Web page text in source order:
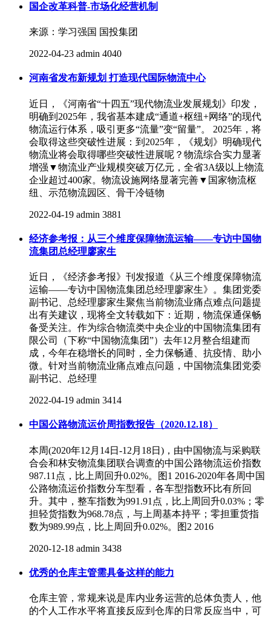
国企改革科普-市场化经营机制
来源：学习强国 国投集团
2022-04-23 admin 4040
河南省发布新规划 打造现代国际物流中心
近日，《河南省“十四五”现代物流业发展规划》印发，
明确到2025年，我省基本建成“通道+枢纽+网络”的现代
物流运行体系，吸引更多“流量”变“留量”。 2025年，将
会取得这些突破性进展：到2025年，《规划》明确现代
物流业将会取得哪些突破性进展呢？物流综合实力显著
增强▼物流业产业规模突破万亿元，全省3A级以上物流
企业超过400家。物流设施网络显著完善▼国家物流枢
纽、示范物流园区、骨干冷链物
2022-04-19 admin 3881
经济参考报：从三个维度保障物流运输——专访中国物
流集团总经理廖家生
近日，《经济参考报》刊发报道《从三个维度保障物流
运输——专访中国物流集团总经理廖家生》。集团党委
副书记、总经理廖家生聚焦当前物流业痛点难点问题提
出有关建议，现将全文转载如下：近期，物流保通保畅
备受关注。作为综合物流类中央企业的中国物流集团有
限公司（下称“中国物流集团”）去年12月整合组建而
成，今年在稳增长的同时，全力保畅通、抗疫情、助小
微。针对当前物流业痛点难点问题，中国物流集团党委
副书记、总经理
2022-04-19 admin 3414
中国公路物流运价周指数报告（2020.12.18）
本周(2020年12月14日-12月18日)，由中国物流与采购联
合会和林安物流集团联合调查的中国公路物流运价指数
987.11点，比上周回升0.02%。图1 2016-2020年各周中国
公路物流运价指数分车型看，各车型指数环比有所回
升。其中，整车指数为991.91点，比上周回升0.03%；零
担轻货指数为968.78点，与上周基本持平；零担重货指
数为989.99点，比上周回升0.02%。图2 2016
2020-12-18 admin 3438
优秀的仓库主管需具备这样的能力
仓库主管，常规来说是库内业务运营的总体负责人，他
的个人工作水平将直接反应到仓库的日常反应当中，可